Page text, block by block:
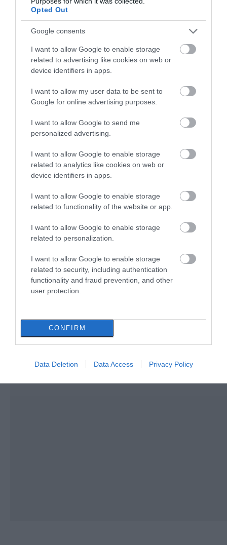
Opted Out
Google consents
I want to allow Google to enable storage
related to advertising like cookies on web or
device identifiers in apps.
I want to allow my user data to be sent to
Google for online advertising purposes.
I want to allow Google to send me
personalized advertising.
I want to allow Google to enable storage
related to analytics like cookies on web or
device identifiers in apps.
I want to allow Google to enable storage
related to functionality of the website or app.
I want to allow Google to enable storage
related to personalization.
I want to allow Google to enable storage
related to security, including authentication
functionality and fraud prevention, and other
user protection.
CONFIRM
Data Deletion Data Access Privacy Policy
06.08.2026 | 17:20
Προφυλακίστηκε ο 44χρονος για
06.08.2026 | 17:00
δασκάλων στην Εύβοια – Το θέμα
πάει στην βουλή
Έρχεται ισχυρό κύμα ζέστης:
40άρια
06.08.2026 | 16:30
Εύβοια: Τέλος στις παράνομες
χωματερές – Έρχονται πρόστιμα
για όσους πετούν ογκώδη
06.08.2026 | 16:15
τη δολοφονία της Βρετανίδας –
Συγκλονιστική κατάθεση της
συζύγου του 28χρονου
06.08.2026 | 16:00
Ξεκινάει τεράστιο
στην Εύβοια – Δείτε
Ευρώπης
κατασκευάζεται στην
Ελλάδα – Πού θα γίνει
Συγκίνηση στην Εύβοια:
Νέοι από τη Ρουμανία
Εικόνα
Πανικός σε πανηγύρι
της Εύβοιας: Δείτε τι
έγινε χθες το βράδυ